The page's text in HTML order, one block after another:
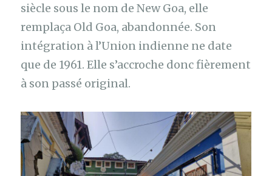
siècle sous le nom de New Goa, elle
remplaça Old Goa, abandonnée. Son
intégration à l’Union indienne ne date
que de 1961. Elle s’accroche donc fièrement
à son passé original.